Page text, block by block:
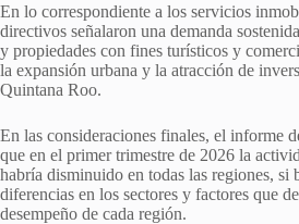
En lo correspondiente a los servicios
directivos señalaron una demanda
y propiedades con fines turísticos y
la expansión urbana y la atracción de
Quintana Roo.
En las consideraciones finales, el informe
que en el primer trimestre de 2026 la
habría disminuido en todas las regiones, si
diferencias en los sectores y factores que
desempeño de cada región.